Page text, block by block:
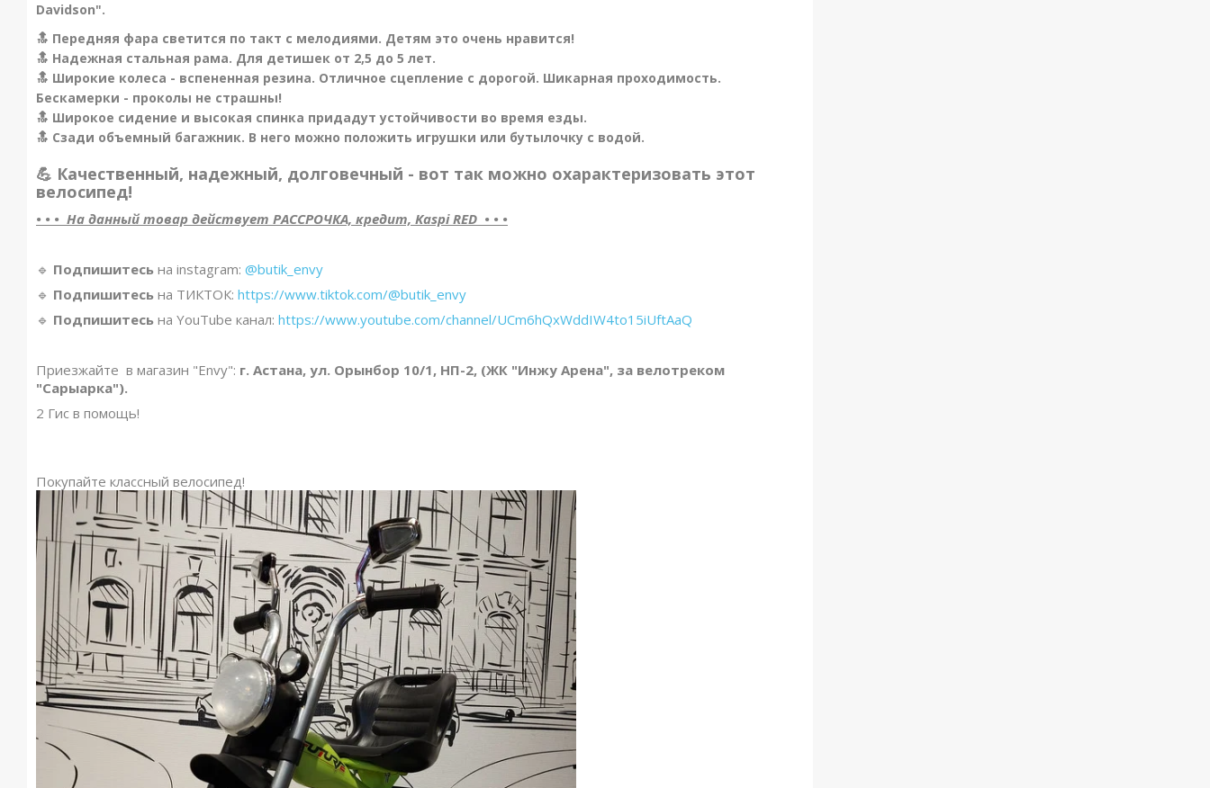
Davidson".
🔝 Передняя фара светится по такт с мелодиями. Детям это очень нравится!
🔝 Надежная стальная рама. Для детишек от 2,5 до 5 лет.
🔝 Широкие колеса - вспененная резина. Отличное сцепление с дорогой. Шикарная проходимость.
Бескамерки - проколы не страшны!
🔝 Широкое сидение и высокая спинка придадут устойчивости во время езды.
🔝 Сзади объемный багажник. В него можно положить игрушки или бутылочку с водой.
💪 Качественный, надежный, долговечный - вот так можно охарактеризовать этот
велосипед!
• • • На данный товар действует РАССРОЧКА, кредит, Kaspi RED • • •
🔹️ Подпишитесь на instagram: @butik_envy
🔹️ Подпишитесь на ТИКТОК: https://www.tiktok.com/@butik_envy
🔹️ Подпишитесь на YouTube канал: https://www.youtube.com/channel/UCm6hQxWddIW4to15iUftAaQ
Приезжайте в магазин "Envy": г. Астана, ул. Орынбор 10/1, НП-2, (ЖК "Инжу Арена", за велотреком
"Сарыарка").
2 Гис в помощь!
Покупайте классный велосипед!